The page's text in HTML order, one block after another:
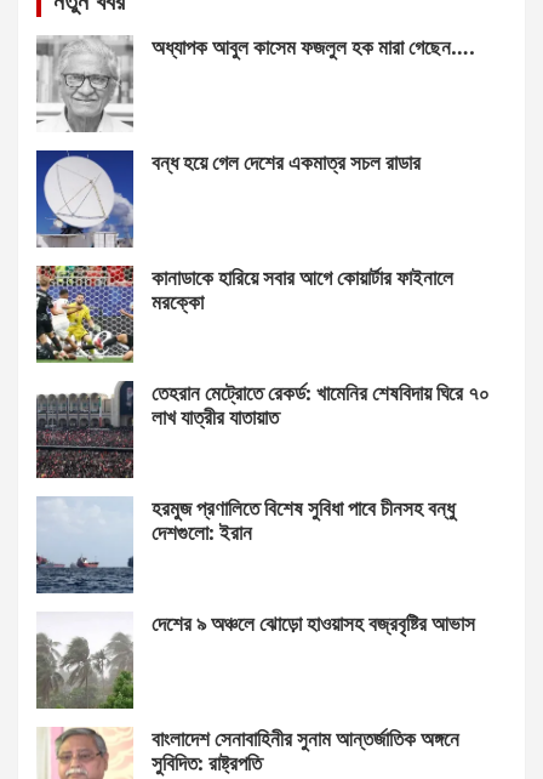
অধ্যাপক আবুল কাসেম ফজলুল হক মারা গেছেন….
বন্ধ হয়ে গেল দেশের একমাত্র সচল রাডার
কানাডাকে হারিয়ে সবার আগে কোয়ার্টার ফাইনালে
মরক্কো
তেহরান মেট্রোতে রেকর্ড: খামেনির শেষবিদায় ঘিরে ৭০
লাখ যাত্রীর যাতায়াত
হরমুজ প্রণালিতে বিশেষ সুবিধা পাবে চীনসহ বন্ধু
দেশগুলো: ইরান
দেশের ৯ অঞ্চলে ঝোড়ো হাওয়াসহ বজ্রবৃষ্টির আভাস
বাংলাদেশ সেনাবাহিনীর সুনাম আন্তর্জাতিক অঙ্গনে
সুবিদিত: রাষ্ট্রপতি